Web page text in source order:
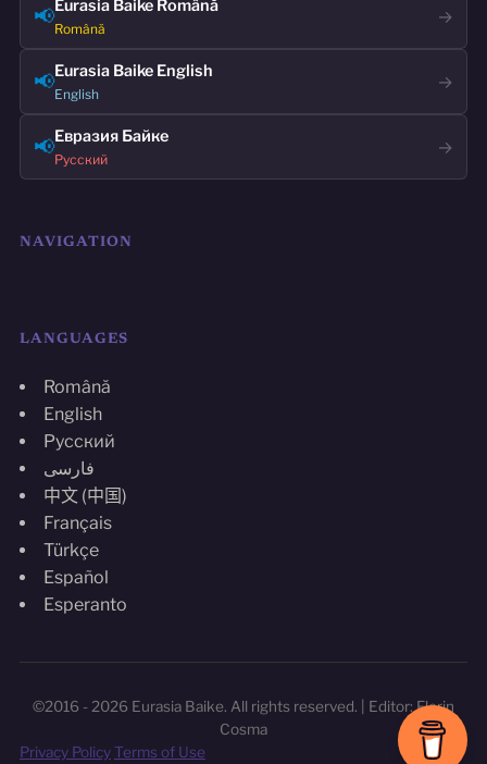
📢Eurasia Baike Română
Română
→
📢Eurasia Baike English
English
→
📢Евразия Байке
Русский
→
NAVIGATION
LANGUAGES
Română
English
Русский
فارسی
中文 (中国)
Français
Türkçe
Español
Esperanto
©2016 - 2026 Eurasia Baike. All rights reserved. | Editor: Florin
Cosma
Privacy PolicyTerms of Use